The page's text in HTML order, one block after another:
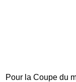
Pour la Coupe du